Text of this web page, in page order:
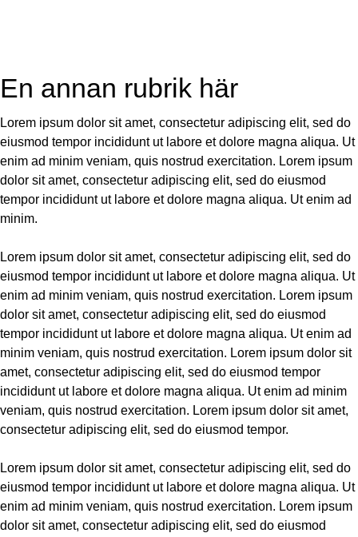
En annan rubrik här
Lorem ipsum dolor sit amet, consectetur adipiscing elit, sed do
eiusmod tempor incididunt ut labore et dolore magna aliqua. Ut
enim ad minim veniam, quis nostrud exercitation. Lorem ipsum
dolor sit amet, consectetur adipiscing elit, sed do eiusmod
tempor incididunt ut labore et dolore magna aliqua. Ut enim ad
minim.
Lorem ipsum dolor sit amet, consectetur adipiscing elit, sed do
eiusmod tempor incididunt ut labore et dolore magna aliqua. Ut
enim ad minim veniam, quis nostrud exercitation. Lorem ipsum
dolor sit amet, consectetur adipiscing elit, sed do eiusmod
tempor incididunt ut labore et dolore magna aliqua. Ut enim ad
minim veniam, quis nostrud exercitation. Lorem ipsum dolor sit
amet, consectetur adipiscing elit, sed do eiusmod tempor
incididunt ut labore et dolore magna aliqua. Ut enim ad minim
veniam, quis nostrud exercitation. Lorem ipsum dolor sit amet,
consectetur adipiscing elit, sed do eiusmod tempor.
Lorem ipsum dolor sit amet, consectetur adipiscing elit, sed do
eiusmod tempor incididunt ut labore et dolore magna aliqua. Ut
enim ad minim veniam, quis nostrud exercitation. Lorem ipsum
dolor sit amet, consectetur adipiscing elit, sed do eiusmod